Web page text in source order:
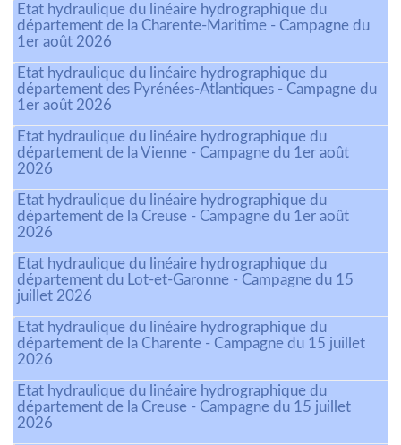
Etat hydraulique du linéaire hydrographique du
département de la Charente-Maritime - Campagne du
1er août 2026
Etat hydraulique du linéaire hydrographique du
département des Pyrénées-Atlantiques - Campagne du
1er août 2026
Etat hydraulique du linéaire hydrographique du
département de la Vienne - Campagne du 1er août
2026
Etat hydraulique du linéaire hydrographique du
département de la Creuse - Campagne du 1er août
2026
Etat hydraulique du linéaire hydrographique du
département du Lot-et-Garonne - Campagne du 15
juillet 2026
Etat hydraulique du linéaire hydrographique du
département de la Charente - Campagne du 15 juillet
2026
Etat hydraulique du linéaire hydrographique du
département de la Creuse - Campagne du 15 juillet
2026